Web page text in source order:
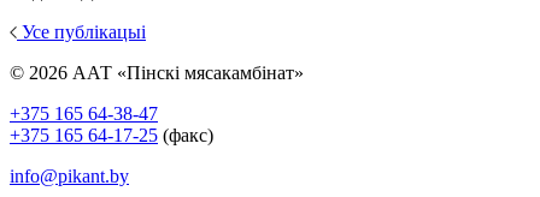
Усе публікацыі
© 2026 ААТ «Пінскі мясакамбінат»
+375 165 64-38-47
+375 165 64-17-25 (факс)
info@pikant.by